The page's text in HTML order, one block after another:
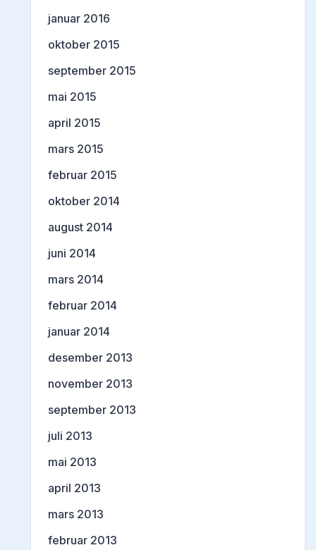
januar 2016
oktober 2015
september 2015
mai 2015
april 2015
mars 2015
februar 2015
oktober 2014
august 2014
juni 2014
mars 2014
februar 2014
januar 2014
desember 2013
november 2013
september 2013
juli 2013
mai 2013
april 2013
mars 2013
februar 2013